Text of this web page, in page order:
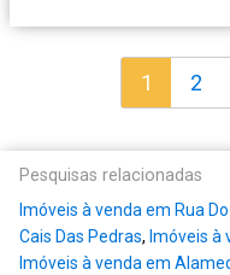
1 2
Pesquisas relacionadas
Imóveis à venda em Rua
Cais Das Pedras, Imóveis à
Imóveis à venda em